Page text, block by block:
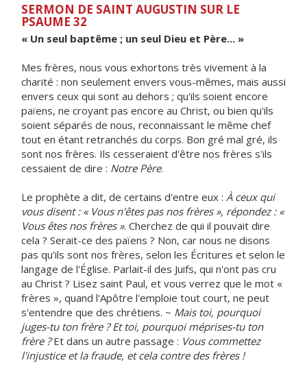
SERMON DE SAINT AUGUSTIN SUR LE
PSAUME 32
« Un seul baptême ; un seul Dieu et Père... »
Mes frères, nous vous exhortons très vivement à la
charité : non seulement envers vous-mêmes, mais aussi
envers ceux qui sont au dehors ; qu'ils soient encore
païens, ne croyant pas encore au Christ, ou bien qu'ils
soient séparés de nous, reconnaissant le même chef
tout en étant retranchés du corps. Bon gré mal gré, ils
sont nos frères. Ils cesseraient d'être nos frères s'ils
cessaient de dire : Notre Père.
Le prophète a dit, de certains d'entre eux : À ceux qui
vous disent : « Vous n'êtes pas nos frères », répondez : «
Vous êtes nos frères ». Cherchez de qui il pouvait dire
cela ? Serait-ce des païens ? Non, car nous ne disons
pas qu'ils sont nos frères, selon les Écritures et selon le
langage de l'Église. Parlait-il des Juifs, qui n'ont pas cru
au Christ ? Lisez saint Paul, et vous verrez que le mot «
frères », quand l'Apôtre l'emploie tout court, ne peut
s'entendre que des chrétiens. ~ Mais toi, pourquoi
juges-tu ton frère ? Et toi, pourquoi méprises-tu ton
frère ?Et dans un autre passage : Vous commettez
l'injustice et la fraude, et cela contre des frères !